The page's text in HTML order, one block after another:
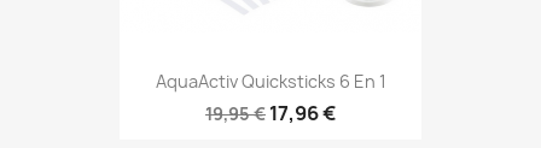
AquaActiv Quicksticks 6 En 1
19,95 € 17,96 €